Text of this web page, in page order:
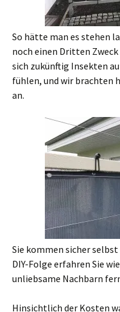
So hätte man es stehen
noch einen Dritten
sich zukünftig Insekten
fühlen, und wir brachten
an.
Sie kommen sicher
DIY-Folge erfahren Sie
unliebsame Nachbarn
Hinsichtlich der Kosten